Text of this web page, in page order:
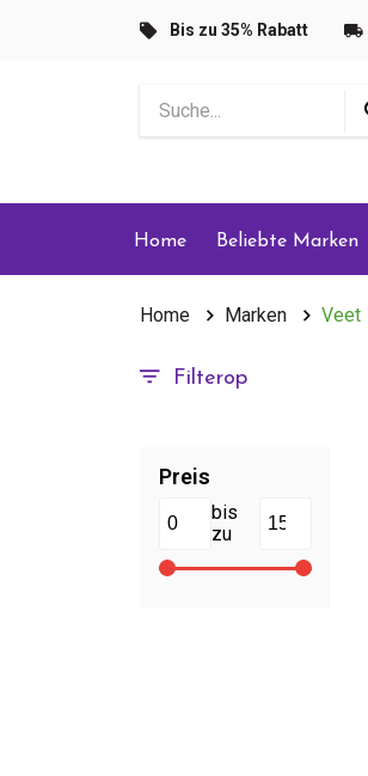
Bis zu 35% Rabatt
Home Beliebte Marken
Home Marken Veet
Filterop
Preis
bis
zu